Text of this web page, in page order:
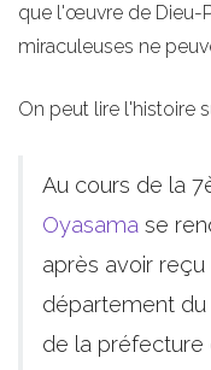
que l'œuvre de Dieu-
miraculeuses ne
On peut lire l'histoire
Au cours de la
Oyasama se
après avoir
département
de la préfecture